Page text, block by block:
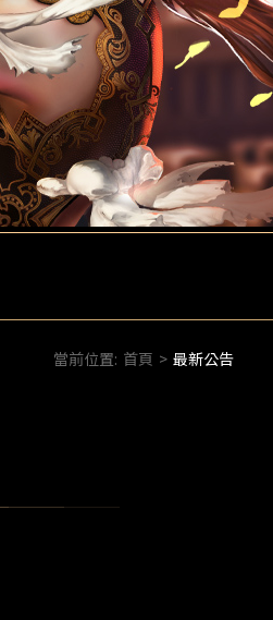
當前位置: 首頁 > 最新公告